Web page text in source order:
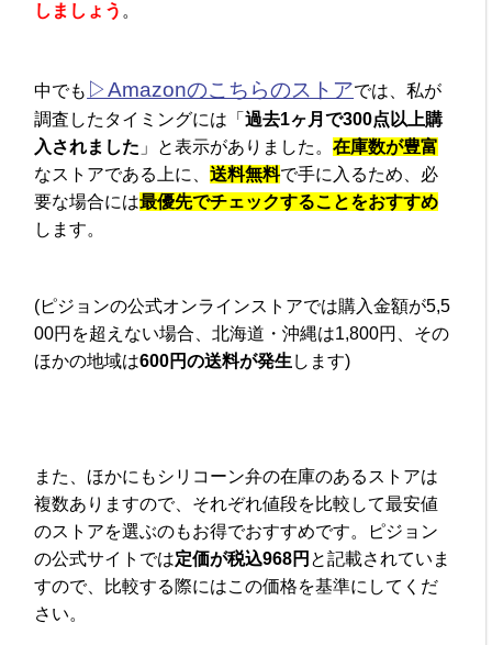
しましょう 。
中でも ▷Amazonのこちらのストアでは、私が
調査したタイミングには「過去1ヶ月で300点以上購
入されました 」と表示がありました。在庫数が豊富
なストアである上に、送料無料で手に入るため、必
要な場合には最優先でチェックすることをおすすめ
します。
(ピジョンの公式オンラインストアでは購入金額が5,5
00円を超えない場合、北海道・沖縄は1,800円、その
ほかの地域は600円の送料が発生 します)
また、ほかにもシリコーン弁の在庫のあるストアは
複数ありますので、それぞれ値段を比較して最安値
のストアを選ぶのもお得でおすすめです。ピジョン
の公式サイトでは定価が税込968円 と記載されていま
すので、比較する際にはこの価格を基準にしてくだ
さい。